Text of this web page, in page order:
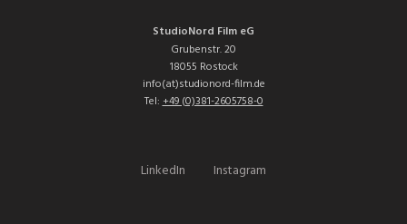
StudioNord Film eG
Grubenstr. 20
18055 Rostock
info(at)studionord-film.de
Tel:+49 (0)381-2605758-0
LinkedIn Instagram